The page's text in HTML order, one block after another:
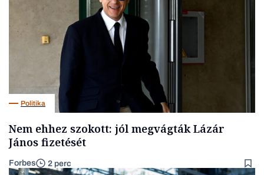
Politika
Nem ehhez szokott: jól megvágták Lázár
János fizetését
Forbes 2 perc